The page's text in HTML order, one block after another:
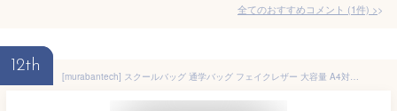
全てのおすすめコメント (1件) >
12th
[murabantech] スクールバッグ 通学バッグ フェイクレザー 大容量 A4対応 撥水 黒 男女兼用 高校生 韓国風デザイン